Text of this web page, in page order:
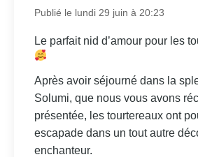
Publié le lundi 29 juin à 20:23
Le parfait nid d’amour pour les
Après avoir séjourné dans la
Solumi, que nous vous avons
présentée, les tourtereaux ont
escapade dans un tout autre
enchanteur.